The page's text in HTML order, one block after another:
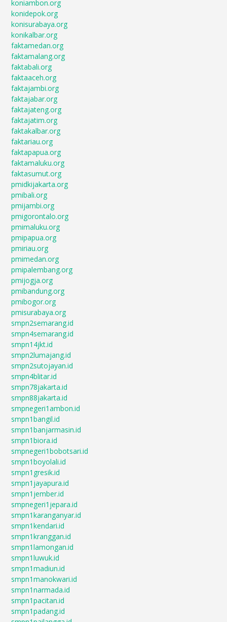
koniambon.org
konidepok.org
konisurabaya.org
konikalbar.org
faktamedan.org
faktamalang.org
faktabali.org
faktaaceh.org
faktajambi.org
faktajabar.org
faktajateng.org
faktajatim.org
faktakalbar.org
faktariau.org
faktapapua.org
faktamaluku.org
faktasumut.org
pmidkijakarta.org
pmibali.org
pmijambi.org
pmigorontalo.org
pmimaluku.org
pmipapua.org
pmiriau.org
pmimedan.org
pmipalembang.org
pmijogja.org
pmibandung.org
pmibogor.org
pmisurabaya.org
smpn2semarang.id
smpn4semarang.id
smpn14jkt.id
smpn2lumajang.id
smpn2sutojayan.id
smpn4blitar.id
smpn78jakarta.id
smpn88jakarta.id
smpnegeri1ambon.id
smpn1bangil.id
smpn1banjarmasin.id
smpn1biora.id
smpnegeri1bobotsari.id
smpn1boyolali.id
smpn1gresik.id
smpn1jayapura.id
smpn1jember.id
smpnegeri1jepara.id
smpn1karanganyar.id
smpn1kendari.id
smpn1kranggan.id
smpn1lamongan.id
smpn1luwuk.id
smpn1madiun.id
smpn1manokwari.id
smpn1narmada.id
smpn1pacitan.id
smpn1padang.id